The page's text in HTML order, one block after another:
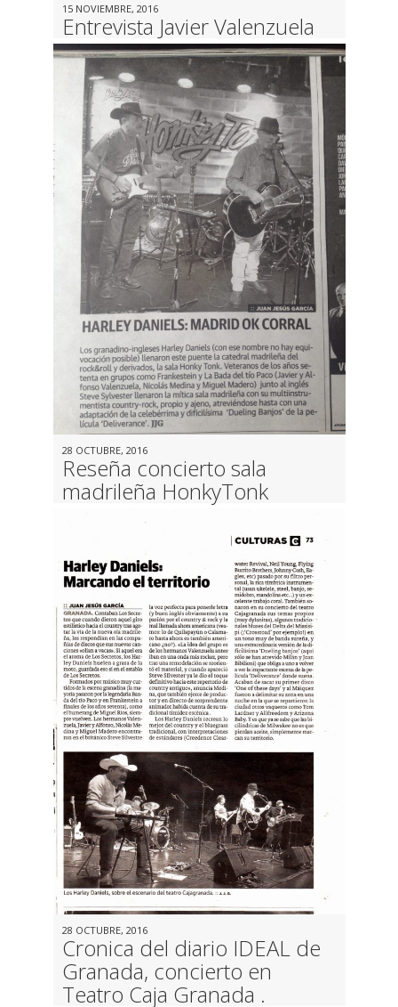
15 NOVIEMBRE, 2016
Entrevista Javier Valenzuela
28 OCTUBRE, 2016
Reseña concierto sala
madrileña HonkyTonk
28 OCTUBRE, 2016
Cronica del diario IDEAL de
Granada, concierto en
Teatro Caja Granada .